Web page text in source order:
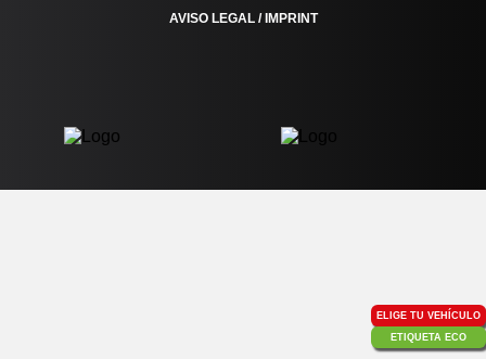
AVISO LEGAL / IMPRINT
ELIGE TU VEHÍCULO
ETIQUETA ECO